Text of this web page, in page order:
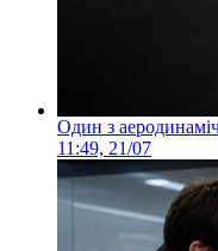
Один з
11:49, 21/07